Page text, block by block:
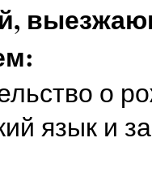
о
язык и